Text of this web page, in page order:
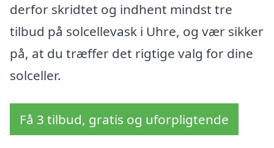
derfor skridtet og indhent mindst tre
tilbud på solcellevask i Uhre, og vær sikker
på, at du træffer det rigtige valg for dine
solceller.
Få 3 tilbud, gratis og uforpligtende